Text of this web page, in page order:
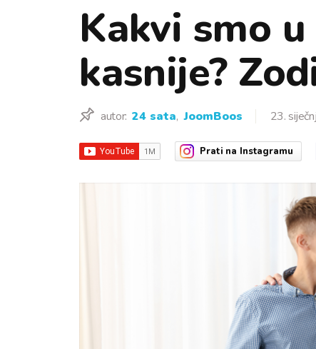
Kakvi smo
kasnije?
autor: 24 sata, JoomBoos 23.
Prati na Instagramu